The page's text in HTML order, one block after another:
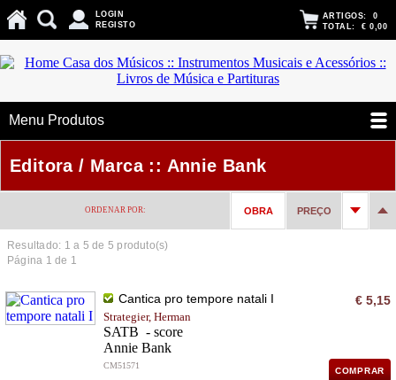
LOGIN
REGISTO
ARTIGOS: 0
TOTAL: € 0,00
Menu Produtos
Editora / Marca :: Annie Bank
ORDENAR POR: OBRA PREÇO
Resultado: 1 a 5 de 5 produto(s)
Página 1 de 1
Cantica pro tempore natali I
Strategier, Herman
SATB - score
Annie Bank
CM51571
€ 5,15
COMPRAR